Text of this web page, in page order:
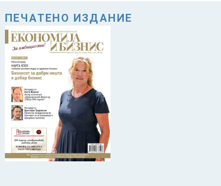
ПЕЧАТЕНО ИЗДАНИЕ